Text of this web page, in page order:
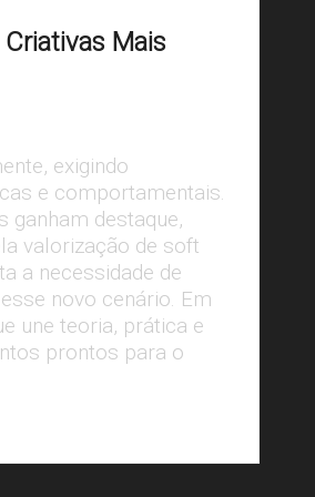
Mais
exigindo
e comportamentais.
ganham destaque,
valorização de soft
a necessidade de
novo cenário. Em
une teoria, prática e
prontos para o